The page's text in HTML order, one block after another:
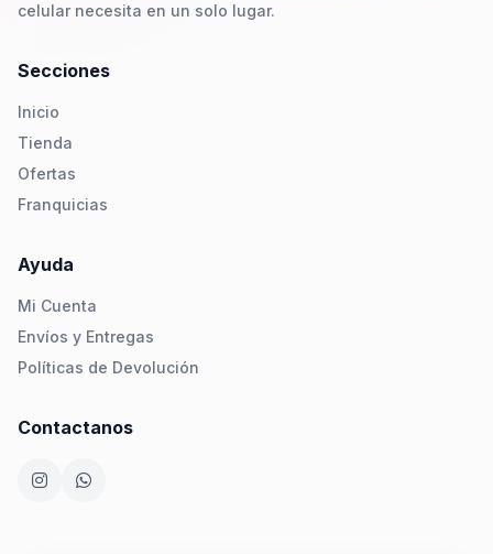
celular necesita en un solo lugar.
Secciones
Inicio
Tienda
Ofertas
Franquicias
Ayuda
Mi Cuenta
Envíos y Entregas
Políticas de Devolución
Contactanos